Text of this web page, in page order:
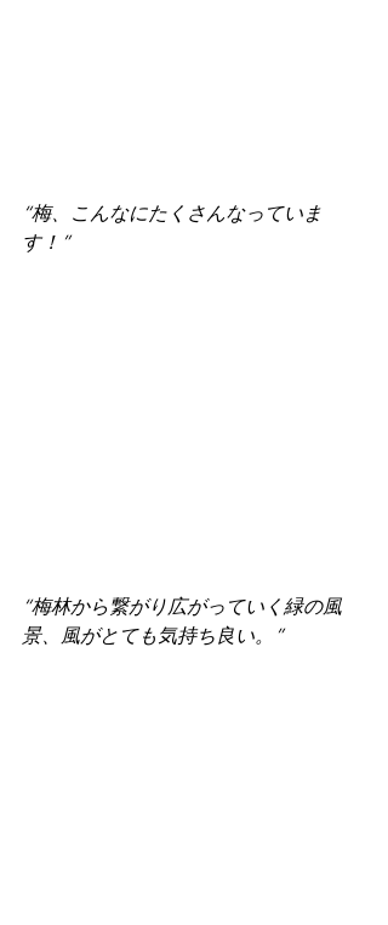
“梅、こんなにたくさんなっていま
す！”
“梅林から繋がり広がっていく緑の風
景、風がとても気持ち良い。”